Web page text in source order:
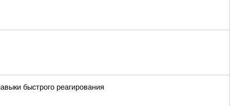
быстрого реагирования